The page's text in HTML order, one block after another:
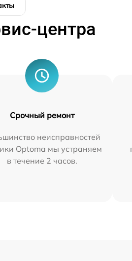
центра
Срочный ремонт
неисправностей
Optoma мы устраняем
в течение 2 часов.